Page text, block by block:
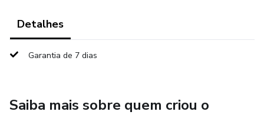
Detalhes
Garantia de 7 dias
Saiba mais sobre quem criou o